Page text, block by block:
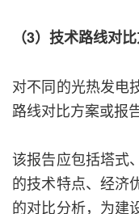
（3）技术路线对
对不同的光热发电
路线对比方案或报告
该报告应包括塔式
的技术特点、经济
的对比分析，为建